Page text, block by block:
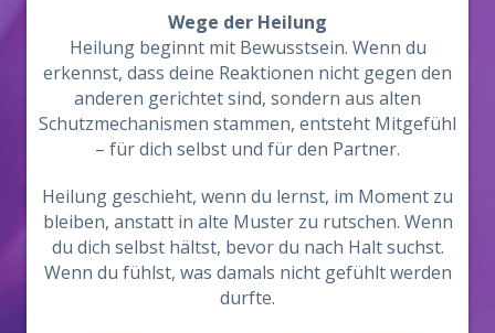
Wege der Heilung
Heilung beginnt mit Bewusstsein. Wenn du
erkennst, dass deine Reaktionen nicht gegen den
anderen gerichtet sind, sondern aus alten
Schutzmechanismen stammen, entsteht Mitgefühl
– für dich selbst und für den Partner.
Heilung geschieht, wenn du lernst, im Moment zu
bleiben, anstatt in alte Muster zu rutschen. Wenn
du dich selbst hältst, bevor du nach Halt suchst.
Wenn du fühlst, was damals nicht gefühlt werden
durfte.